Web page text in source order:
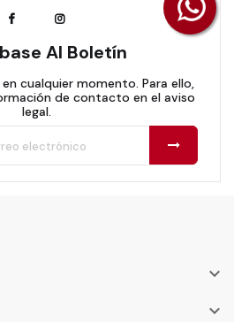
Al Boletín
cualquier momento. Para ello,
de contacto en el aviso
legal.

